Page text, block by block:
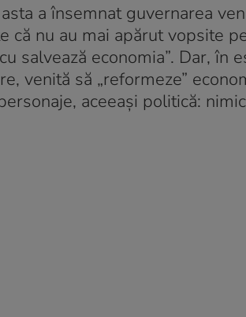
a însemnat guvernarea
că nu au mai apărut vopsite
salvează economia”. Dar,
venită să „reformeze”
aceeași politică: